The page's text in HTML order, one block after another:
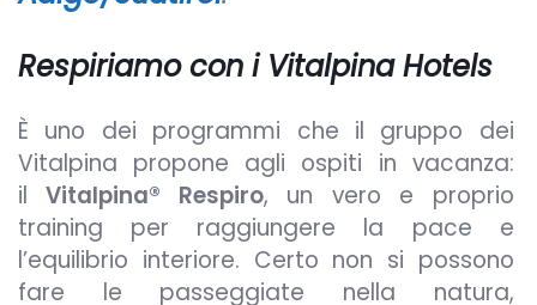
Respiriamo con i Vitalpina Hotels
È uno dei programmi che il gruppo dei
Vitalpina propone agli ospiti in vacanza:
ilVitalpina® Respiro, un vero e proprio
training per raggiungere la pace e
l’equilibrio interiore. Certo non si possono
fare le passeggiate nella natura,